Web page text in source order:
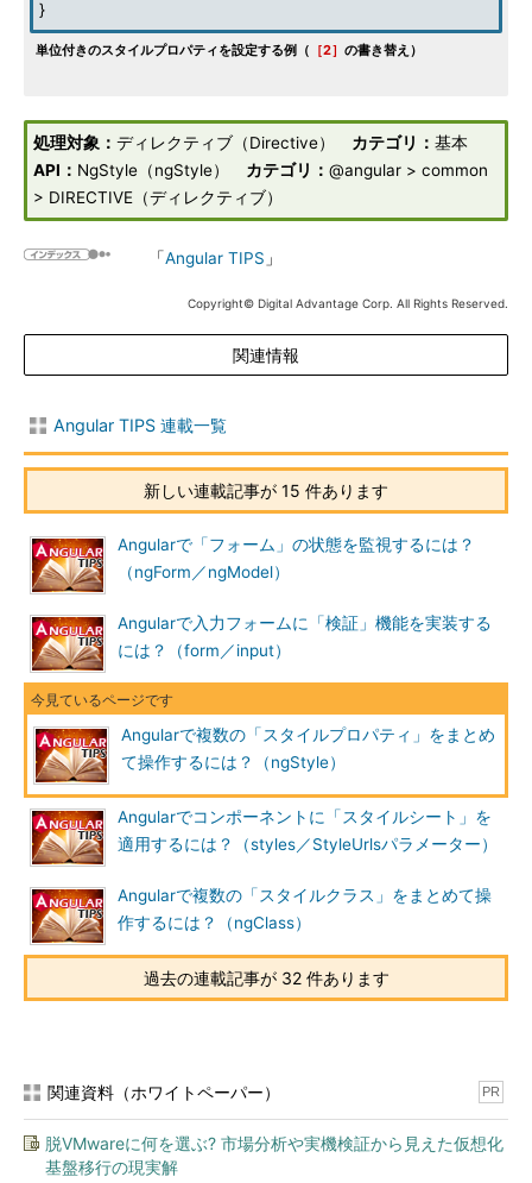
}
単位付きのスタイルプロパティを設定する例（ ［2］ の書き替え）
処理対象： ディレクティブ（Directive） カテゴリ： 基本
API： NgStyle（ngStyle） カテゴリ： @angular > common
> DIRECTIVE（ディレクティブ）
「Angular TIPS 」
Copyright© Digital Advantage Corp. All Rights Reserved.
関連情報
Angular TIPS 連載一覧
新しい連載記事が 15 件あります
Angularで「フォーム」の状態を監視するには？
（ngForm／ngModel）
Angularで入力フォームに「検証」機能を実装する
には？（form／input）
Angularで複数の「スタイルプロパティ」をまとめ
て操作するには？（ngStyle）
Angularでコンポーネントに「スタイルシート」を
適用するには？（styles／StyleUrlsパラメーター）
Angularで複数の「スタイルクラス」をまとめて操
作するには？（ngClass）
過去の連載記事が 32 件あります
関連資料（ホワイトペーパー） PR
脱VMwareに何を選ぶ? 市場分析や実機検証から見えた仮想化
基盤移行の現実解